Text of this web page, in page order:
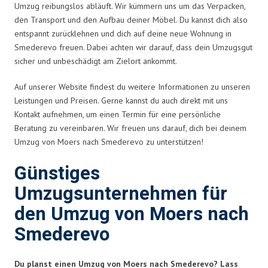
Umzug reibungslos abläuft. Wir kümmern uns um das Verpacken,
den Transport und den Aufbau deiner Möbel. Du kannst dich also
entspannt zurücklehnen und dich auf deine neue Wohnung in
Smederevo freuen. Dabei achten wir darauf, dass dein Umzugsgut
sicher und unbeschädigt am Zielort ankommt.
Auf unserer Website findest du weitere Informationen zu unseren
Leistungen und Preisen. Gerne kannst du auch direkt mit uns
Kontakt aufnehmen, um einen Termin für eine persönliche
Beratung zu vereinbaren. Wir freuen uns darauf, dich bei deinem
Umzug von Moers nach Smederevo zu unterstützen!
Günstiges
Umzugsunternehmen für
den Umzug von Moers nach
Smederevo
Du planst einen Umzug von Moers nach Smederevo? Lass